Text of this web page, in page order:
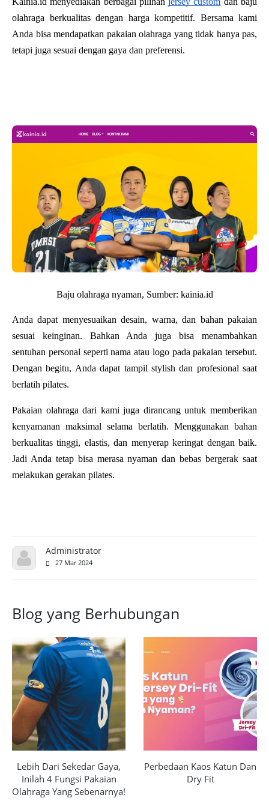
olahraga berkualitas dengan harga kompetitif. Bersama kami
Anda bisa mendapatkan pakaian olahraga yang tidak hanya pas,
tetapi juga sesuai dengan gaya dan preferensi.
Baju olahraga nyaman, Sumber: kainia.id
Anda dapat menyesuaikan desain, warna, dan bahan pakaian
sesuai keinginan. Bahkan Anda juga bisa menambahkan
sentuhan personal seperti nama atau logo pada pakaian tersebut.
Dengan begitu, Anda dapat tampil stylish dan profesional saat
berlatih pilates.
Pakaian olahraga dari kami juga dirancang untuk memberikan
kenyamanan maksimal selama berlatih. Menggunakan bahan
berkualitas tinggi, elastis, dan menyerap keringat dengan baik.
Jadi Anda tetap bisa merasa nyaman dan bebas bergerak saat
melakukan gerakan pilates.
Administrator
27 Mar 2024
Blog yang Berhubungan
Lebih Dari Sekedar Gaya,
Inilah 4 Fungsi Pakaian
Olahraga Yang Sebenarnya!
Perbedaan Kaos Katun Dan
Dry Fit